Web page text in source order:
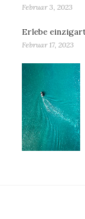
Februar 3, 2023
Erlebe
Februar 17, 2023